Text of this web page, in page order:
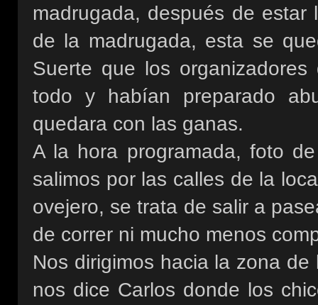
madrugada, después de
de la madrugada, esta se
Suerte que los
todo y habían preparado
quedara con las ganas.
A la hora programada, foto
salimos por las calles de la
ovejero, se trata de salir a
de correr ni mucho menos
Nos dirigimos hacia la zona
nos dice Carlos donde los